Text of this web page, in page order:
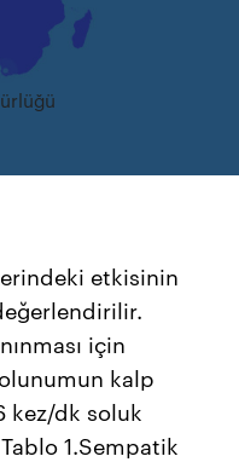
etkisinin
için
kalp
kez/dk soluk
1.Sempatik